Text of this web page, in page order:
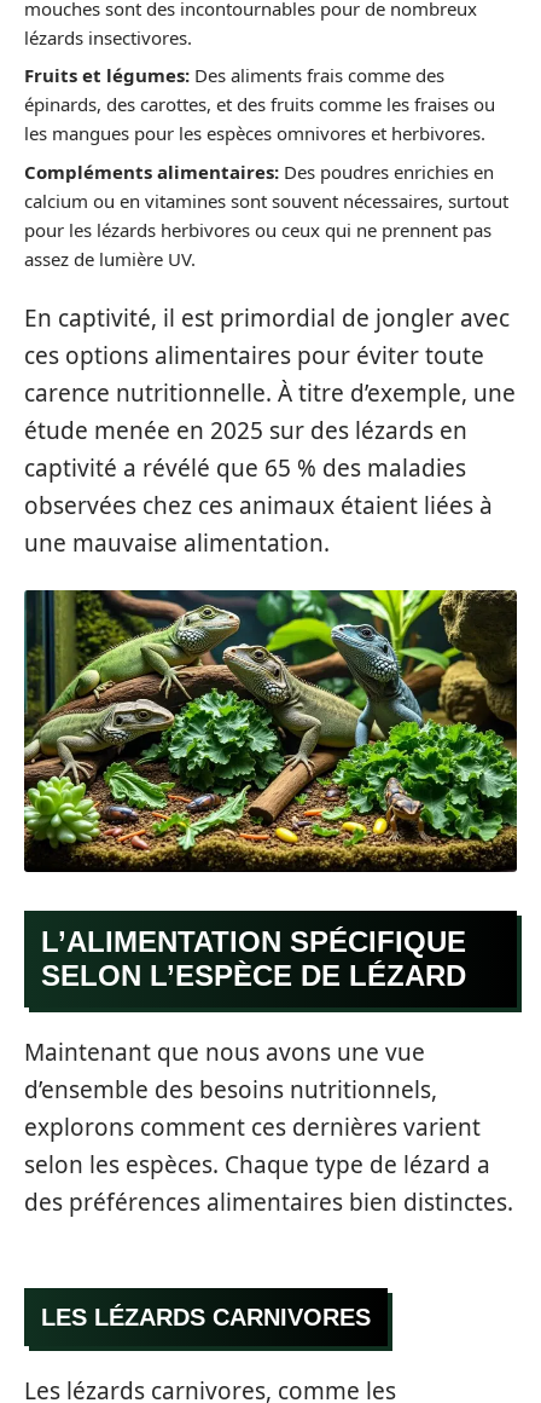
mouches sont des incontournables pour de nombreux
lézards insectivores.
Fruits et légumes: Des aliments frais comme des
épinards, des carottes, et des fruits comme les fraises ou
les mangues pour les espèces omnivores et herbivores.
Compléments alimentaires: Des poudres enrichies en
calcium ou en vitamines sont souvent nécessaires, surtout
pour les lézards herbivores ou ceux qui ne prennent pas
assez de lumière UV.
En captivité, il est primordial de jongler avec
ces options alimentaires pour éviter toute
carence nutritionnelle. À titre d’exemple, une
étude menée en 2025 sur des lézards en
captivité a révélé que 65 % des maladies
observées chez ces animaux étaient liées à
une mauvaise alimentation.
L’ALIMENTATION SPÉCIFIQUE
SELON L’ESPÈCE DE LÉZARD
Maintenant que nous avons une vue
d’ensemble des besoins nutritionnels,
explorons comment ces dernières varient
selon les espèces. Chaque type de lézard a
des préférences alimentaires bien distinctes.
LES LÉZARDS CARNIVORES
Les lézards carnivores, comme les